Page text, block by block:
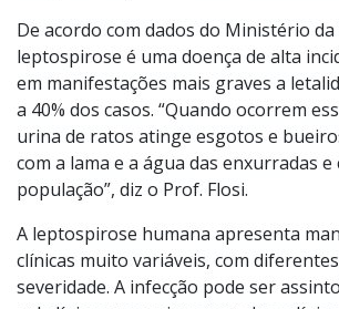
De acordo com dados do Ministério da
leptospirose é uma doença de alta
em manifestações mais graves a
a 40% dos casos. “Quando ocorrem
urina de ratos atinge esgotos e
com a lama e a água das enxurradas e
população”, diz o Prof. Flosi.
A leptospirose humana apresenta
clínicas muito variáveis, com
severidade. A infecção pode ser